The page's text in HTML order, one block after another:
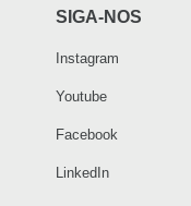
SIGA-NOS
Instagram
Youtube
Facebook
LinkedIn